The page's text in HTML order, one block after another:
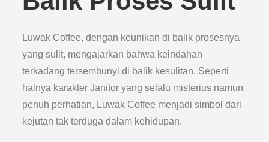
Luwak Coffee, dengan keunikan di balik prosesnya
yang sulit, mengajarkan bahwa keindahan
terkadang tersembunyi di balik kesulitan. Seperti
halnya karakter Janitor yang selalu misterius namun
penuh perhatian, Luwak Coffee menjadi simbol dari
kejutan tak terduga dalam kehidupan.